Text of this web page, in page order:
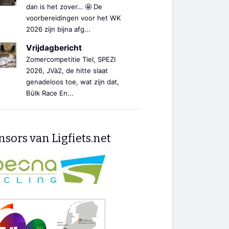
dan is het zover… 🤩 De
voorbereidingen voor het WK
2026 zijn bijna afg...
Vrijdagbericht
Zomercompetitie Tiel, SPEZI
2026, JVà2, de hitte slaat
genadeloos toe, wat zijn dat,
Bülk Race En...
van Ligfiets.net